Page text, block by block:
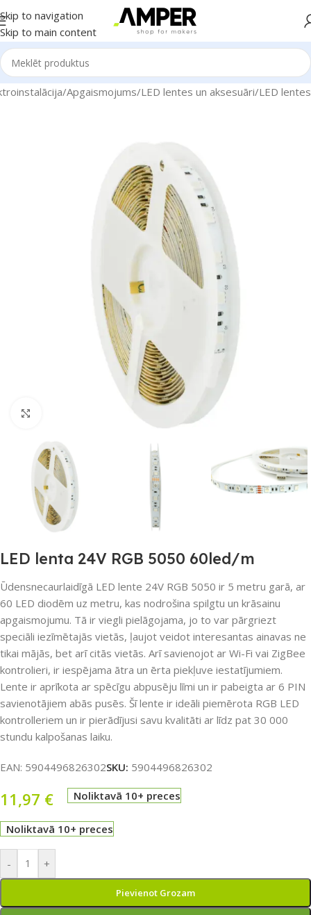
Skip to navigation
Skip to main content
/Apgaismojums/LED lentes un aksesuāri/LED lentes
Noklikšķiniet, lai palielinātu
LED lenta 24V RGB 5050 60led/m
Ūdensnecaurlaidīgā LED lente 24V RGB 5050 ir 5 metru garā, ar
60 LED diodēm uz metru, kas nodrošina spilgtu un krāsainu
apgaismojumu. Tā ir viegli pielāgojama, jo to var pārgriezt
speciāli iezīmētajās vietās, ļaujot veidot interesantas ainavas ne
tikai mājās, bet arī citās vietās. Arī savienojot ar Wi-Fi vai ZigBee
kontrolieri, ir iespējama ātra un ērta piekļuve iestatījumiem.
Lente ir aprīkota ar spēcīgu abpusēju līmi un ir pabeigta ar 6 PIN
savienotājiem abās pusēs. Šī lente ir ideāli piemērota RGB LED
kontrolleriem un ir pierādījusi savu kvalitāti ar līdz pat 30 000
stundu kalpošanas laiku.
EAN: 5904496826302SKU: 5904496826302
11,97 € Noliktavā 10+ preces
Noliktavā 10+ preces
- +
Pievienot Grozam